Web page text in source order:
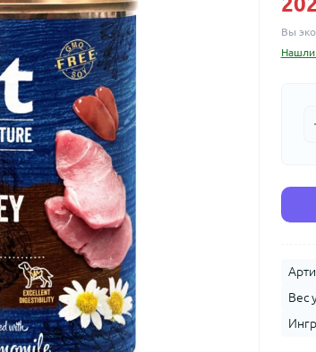
Вы
Вес